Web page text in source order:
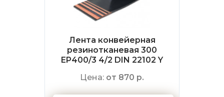
Лента конвейерная
резинотканевая 300
EP400/3 4/2 DIN 22102 Y
Цена: от 870 р.